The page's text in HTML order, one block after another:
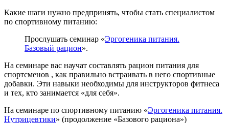
Какие шаги нужно предпринять, чтобы стать специалистом
по спортивному питанию:
Прослушать семинар «Эргогеника питания.
Базовый рацион».
На семинаре вас научат составлять рацион питания для
спортсменов , как правильно встраивать в него спортивные
добавки. Эти навыки необходимы для инструкторов фитнеса
и тех, кто занимается «для себя».
На семинаре по спортивному питанию «Эргогеника питания.
Нутрицевтики» (продолжение «Базового рациона»)